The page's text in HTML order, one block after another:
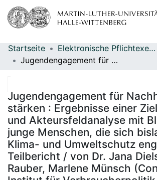
Bereiche & Sammlungen
Statistiken
Startseite Elektronische Pflichtexemplare
Jugendengagement für Nachhaltigkeit stärken : Ergebnisse einer Zielgruppen- und Akteursfeldanalyse mit Blick auf junge Menschen, die sich bislang nicht im Klima- und Umweltschutz engagieren : Teilbericht / von Dr. Jana Diels, Dr. Julius Rauber, Marlene Münsch (ConPolicy - Institut für Verbraucherpolitik, Berlin) ; im Auftrag des Umweltbundesamtes ; Redaktion: Fachgebiet I 1.1 Grundsatzfragen, Nachhaltigkeitsstrategien und -szenarien, Ressourcenschonung - Dorothee Arenhövel
Jugendengagement für
stärken : Ergebnisse einer
und Akteursfeldanalyse mit
junge Menschen, die sich
Klima- und Umweltschutz
Teilbericht / von Dr. Jana
Rauber, Marlene Münsch